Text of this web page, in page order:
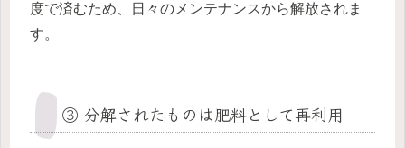
度で済むため、日々のメンテナンスから解放されま
す。
③ 分解されたものは肥料として再利用